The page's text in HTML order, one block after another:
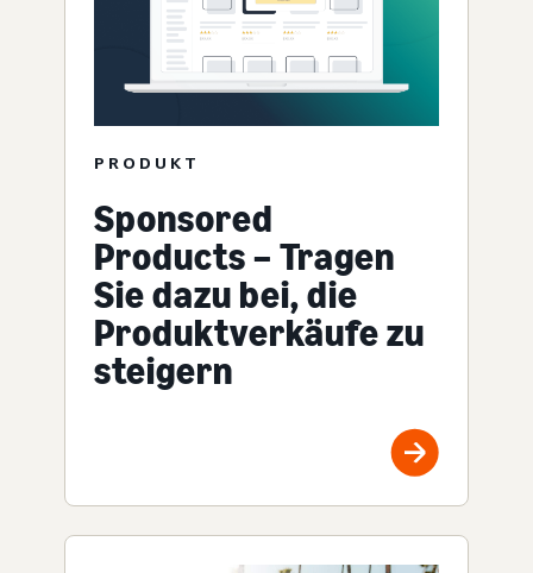
PRODUKT
Sponsored
Products – Tragen
Sie dazu bei, die
Produktverkäufe zu
steigern